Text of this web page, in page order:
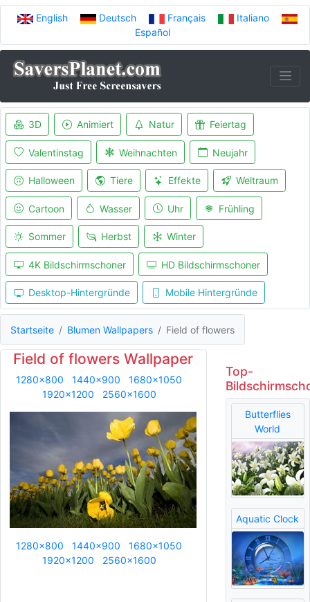
English Deutsch Français
Italiano
Español
3D Animiert Natur Feiertag
Valentinstag Weihnachten Neujahr
Halloween Tiere Effekte Weltraum
Cartoon Wasser Uhr Frühling
Sommer Herbst Winter
4K Bildschirmschoner HD Bildschirmschoner
Desktop-Hintergründe Mobile Hintergründe
Startseite Blumen Wallpapers Field of flowers
Field of flowers Wallpaper
1280x800 1440x900
1680x1050
1920x1200
2560x1600
1280x800 1440x900
1680x1050
1920x1200
2560x1600
Top-
Butterflies
World
Aquatic Clock